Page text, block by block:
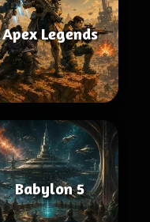
Apex Legends
Babylon 5